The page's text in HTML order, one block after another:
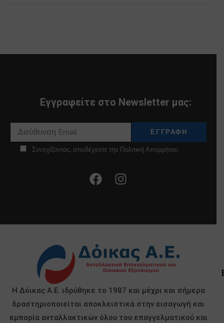
Εγγραφείτε στο Newsletter μας:
Συνεχίζοντας, αποδέχεστε την Πολιτική Απορρήτου
Η Δόικας Α.Ε. ιδρύθηκε το 1987 και μέχρι και σήμερα
δραστηριοποιείται αποκλειστικά στην εισαγωγή και
εμπορία ανταλλακτικών όλου του επαγγελματικού και